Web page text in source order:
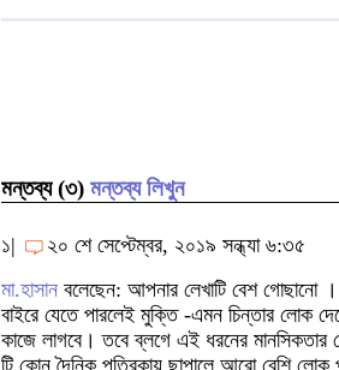
মন্তব্য (৩) মন্তব্য লিখুন
১|
২০ শে সেপ্টেম্বর, ২০১৯ সন্ধ্যা ৬:৩৫
মা.হাসান বলেছেন: আপনার লেখাটি বেশ গোছানো
বাইরে যেতে পারলেই মুক্তি -এমন চিন্তার লোক
কাজে লাগবে। তবে ব্লগে এই ধরনের